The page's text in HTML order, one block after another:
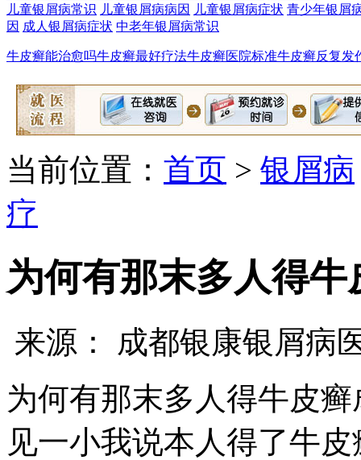
儿童银屑病常识 儿童银屑病病因 儿童银屑病症状 青少年银屑
因 成人银屑病症状 中老年银屑病常识
牛皮癣能治愈吗牛皮癣最好疗法牛皮癣医院标准牛皮癣反复发
当前位置： 首页 > 银屑病
疗
为何有那末多人得牛
来源： 成都银康银屑病
为何有那末多人得牛皮
见一小我说本人得了牛